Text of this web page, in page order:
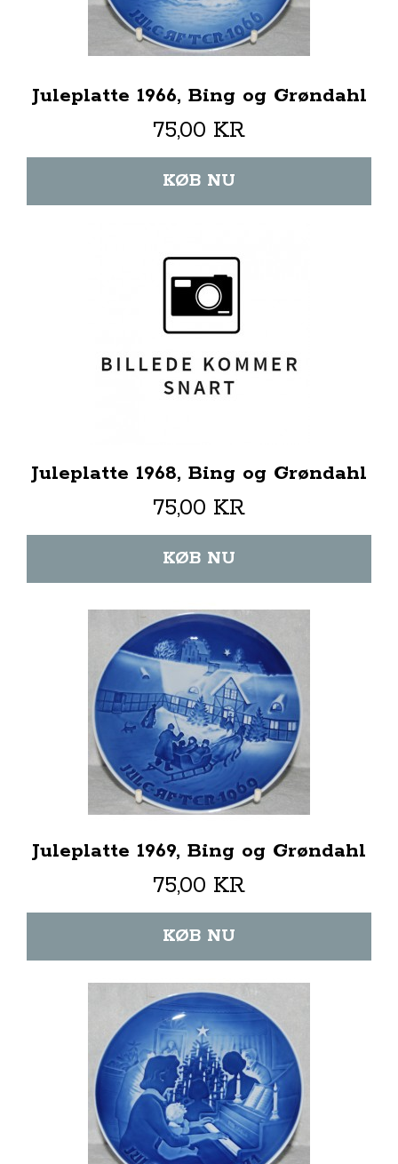
Juleplatte 1966, Bing og Grøndahl
75,00 KR
KØB NU
Juleplatte 1968, Bing og Grøndahl
75,00 KR
KØB NU
Juleplatte 1969, Bing og Grøndahl
75,00 KR
KØB NU